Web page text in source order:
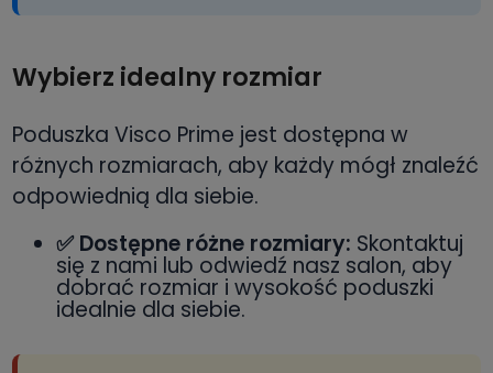
Wybierz idealny rozmiar
Poduszka Visco Prime jest dostępna w
różnych rozmiarach, aby każdy mógł znaleźć
odpowiednią dla siebie.
✅ Dostępne różne rozmiary: Skontaktuj
się z nami lub odwiedź nasz salon, aby
dobrać rozmiar i wysokość poduszki
idealnie dla siebie.